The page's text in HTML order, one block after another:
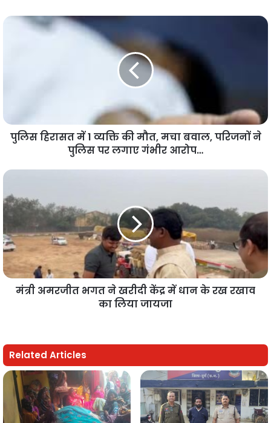
पुलिस हिरासत में 1 व्यक्ति की मौत, मचा बवाल, परिजनों ने
पुलिस पर लगाए गंभीर आरोप…
मंत्री अमरजीत भगत ने खरीदी केंद्र में धान के रख रखाव
का लिया जायजा
Related Articles